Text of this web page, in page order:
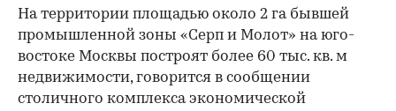
На территории площадью около 2 га бывшей
промышленной зоны «Серп и Молот» на юго-
востоке Москвы построят более 60 тыс. кв. м
недвижимости, говорится в сообщении
столичного комплекса экономической